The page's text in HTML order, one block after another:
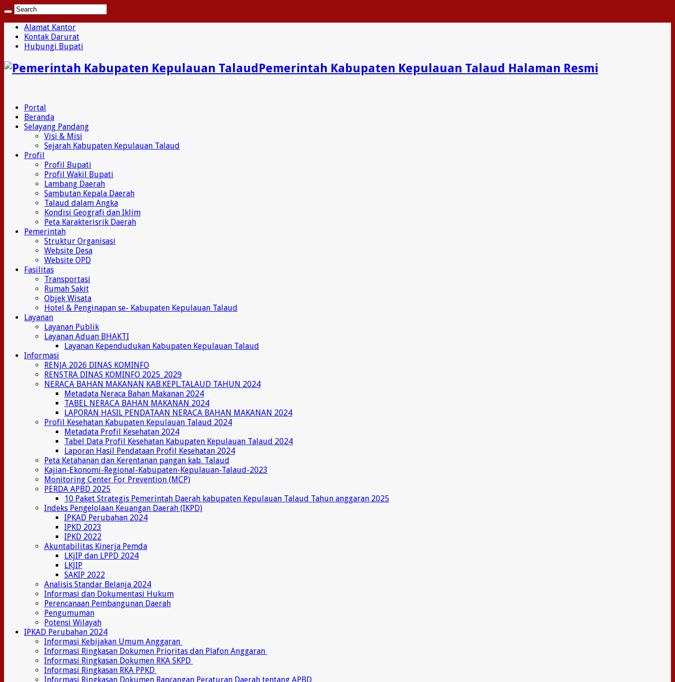
Alamat Kantor
Kontak Darurat
Hubungi Bupati
Pemerintah Kabupaten Kepulauan Talaud Halaman Resmi
Portal
Beranda
Selayang Pandang
Visi & Misi
Sejarah Kabupaten Kepulauan Talaud
Profil
Profil Bupati
Profil Wakil Bupati
Lambang Daerah
Sambutan Kepala Daerah
Talaud dalam Angka
Kondisi Geografi dan Iklim
Peta Karakterisrik Daerah
Pemerintah
Struktur Organisasi
Website Desa
Website OPD
Fasilitas
Transportasi
Rumah Sakit
Objek Wisata
Hotel & Penginapan se- Kabupaten Kepulauan Talaud
Layanan
Layanan Publik
Layanan Aduan BHAKTI
Layanan Kependudukan Kabupaten Kepulauan Talaud
Informasi
RENJA 2026 DINAS KOMINFO
RENSTRA DINAS KOMINFO 2025_2029
NERACA BAHAN MAKANAN KAB.KEPL.TALAUD TAHUN 2024
Metadata Neraca Bahan Makanan 2024
TABEL NERACA BAHAN MAKANAN 2024
LAPORAN HASIL PENDATAAN NERACA BAHAN MAKANAN 2024
Profil Kesehatan Kabupaten Kepulauan Talaud 2024
Metadata Profil Kesehatan 2024
Tabel Data Profil Kesehatan Kabupaten Kepulauan Talaud 2024
Laporan Hasil Pendataan Profil Kesehatan 2024
Peta Ketahanan dan Kerentanan pangan kab. Talaud
Kajian-Ekonomi-Regional-Kabupaten-Kepulauan-Talaud-2023
Monitoring Center For Prevention (MCP)
PERDA APBD 2025
10 Paket Strategis Pemerintah Daerah kabupaten Kepulauan Talaud Tahun anggaran 2025
Indeks Pengelolaan Keuangan Daerah (IKPD)
IPKAD Perubahan 2024
IPKD 2023
IPKD 2022
Akuntabilitas Kinerja Pemda
LKjIP dan LPPD 2024
LKJIP
SAKIP 2022
Analisis Standar Belanja 2024
Informasi dan Dokumentasi Hukum
Perencanaan Pembangunan Daerah
Pengumuman
Potensi Wilayah
IPKAD Perubahan 2024
Informasi Kebijakan Umum Anggaran
Informasi Ringkasan Dokumen Prioritas dan Plafon Anggaran
Informasi Ringkasan Dokumen RKA SKPD
Informasi Ringkasan RKA PPKD
Informasi Ringkasan Dokumen Rancangan Peraturan Daerah tentang APBD